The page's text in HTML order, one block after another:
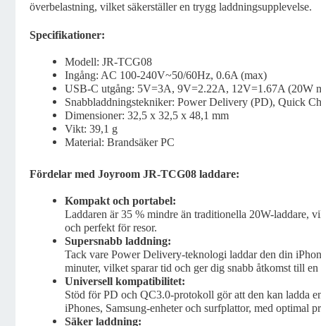
överbelastning, vilket säkerställer en trygg laddningsupplevelse.
Specifikationer:
Modell: JR-TCG08
Ingång: AC 100-240V~50/60Hz, 0.6A (max)
USB-C utgång: 5V=3A, 9V=2.22A, 12V=1.67A (20W
Snabbladdningstekniker: Power Delivery (PD), Quick
Dimensioner: 32,5 x 32,5 x 48,1 mm
Vikt: 39,1 g
Material: Brandsäker PC
Fördelar med Joyroom JR-TCG08 laddare:
Kompakt och portabel:
Laddaren är 35 % mindre än traditionella 20W-laddare,
och perfekt för resor.
Supersnabb laddning:
Tack vare Power Delivery-teknologi laddar den din
minuter, vilket sparar tid och ger dig snabb åtkomst till en
Universell kompatibilitet:
Stöd för PD och QC3.0-protokoll gör att den kan ladda
iPhones, Samsung-enheter och surfplattor, med optimal
Säker laddning: